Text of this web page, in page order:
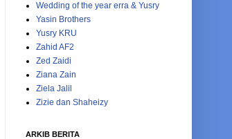
Wedding of the year erra & Yusry
Yasin Brothers
Yusry KRU
Zahid AF2
Zed Zaidi
Ziana Zain
Ziela Jalil
Zizie dan Shaheizy
ARKIB BERITA